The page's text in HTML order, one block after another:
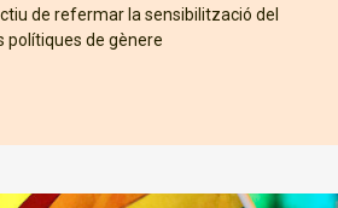
de refermar la sensibilització del
polítiques de gènere